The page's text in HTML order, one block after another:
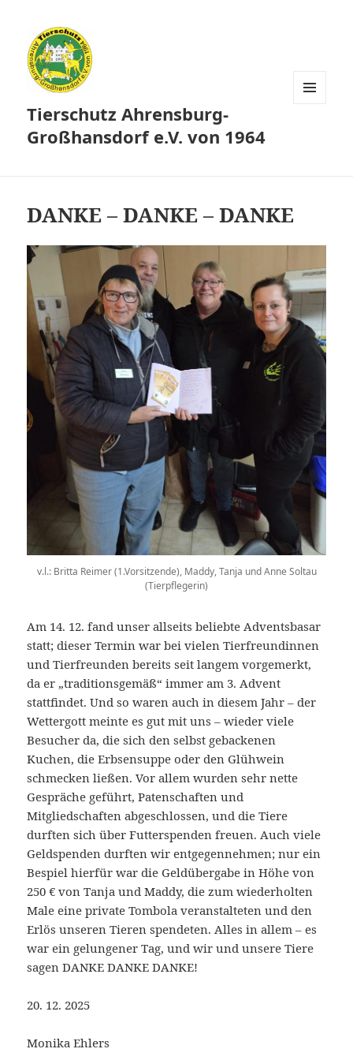
Tierschutz Ahrensburg-
Großhansdorf e.V. von 1964
DANKE – DANKE – DANKE
v.l.: Britta Reimer (1.Vorsitzende), Maddy, Tanja und Anne Soltau
(Tierpflegerin)
Am 14. 12. fand unser allseits beliebte Adventsbasar
statt; dieser Termin war bei vielen Tierfreundinnen
und Tierfreunden bereits seit langem vorgemerkt,
da er „traditionsgemäß“ immer am 3. Advent
stattfindet. Und so waren auch in diesem Jahr – der
Wettergott meinte es gut mit uns – wieder viele
Besucher da, die sich den selbst gebackenen
Kuchen, die Erbsensuppe oder den Glühwein
schmecken ließen. Vor allem wurden sehr nette
Gespräche geführt, Patenschaften und
Mitgliedschaften abgeschlossen, und die Tiere
durften sich über Futterspenden freuen. Auch viele
Geldspenden durften wir entgegennehmen; nur ein
Bespiel hierfür war die Geldübergabe in Höhe von
250 € von Tanja und Maddy, die zum wiederholten
Male eine private Tombola veranstalteten und den
Erlös unseren Tieren spendeten. Alles in allem – es
war ein gelungener Tag, und wir und unsere Tiere
sagen DANKE DANKE DANKE!
20. 12. 2025
Monika Ehlers